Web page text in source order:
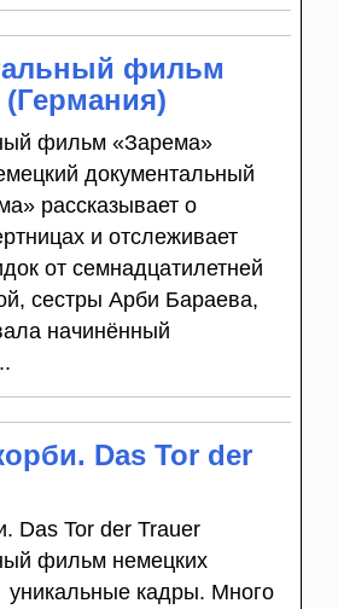
фильм
фильм «Зарема»
документальный
рассказывает о
и отслеживает
от семнадцатилетней
сестры Арби Бараева,
начинённый
Das Tor der
Das Tor der Trauer
фильм немецких
уникальные кадры. Много